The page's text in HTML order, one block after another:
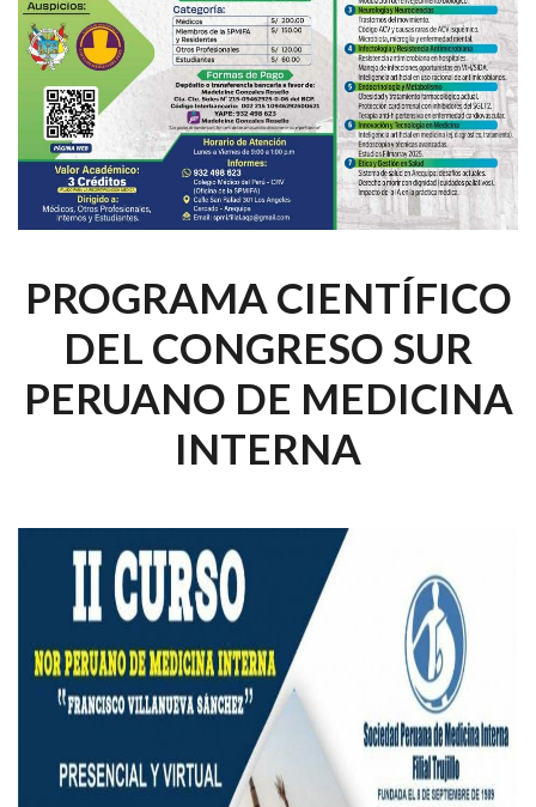
PROGRAMA CIENTÍFICO
DEL CONGRESO SUR
PERUANO DE MEDICINA
INTERNA